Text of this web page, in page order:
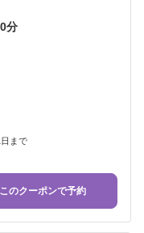
分
まで
このクーポンで予約